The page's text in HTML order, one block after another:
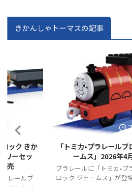
きかんしゃトーマスの記事
2026/2/27
ック きか
リーセッ
売
レールブ
エントリ
「トミカ•プラレール
ームス」2026年4
プラレールに「トミカ•プ
ロック ジェームス」が登